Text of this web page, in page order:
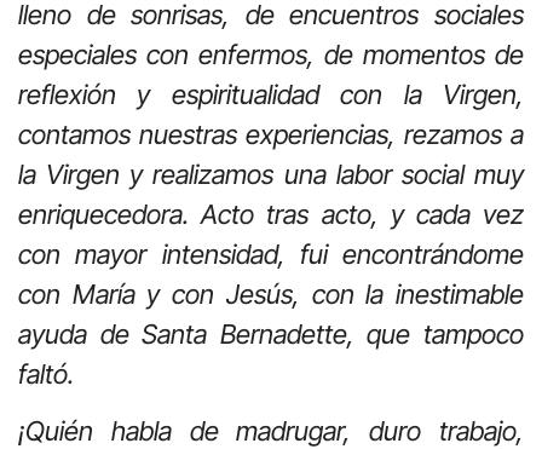
lleno de sonrisas, de encuentros sociales
especiales con enfermos, de momentos de
reflexión y espiritualidad con la Virgen,
contamos nuestras experiencias, rezamos a
la Virgen y realizamos una labor social muy
enriquecedora. Acto tras acto, y cada vez
con mayor intensidad, fui encontrándome
con María y con Jesús, con la inestimable
ayuda de Santa Bernadette, que tampoco
faltó.
¡Quién habla de madrugar, duro trabajo,